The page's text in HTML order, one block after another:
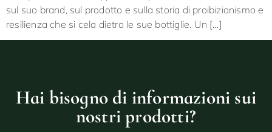
sul suo brand, sul prodotto e sulla storia di proibizionismo e
resilienza che si cela dietro le sue bottiglie. Un […]
Hai bisogno di informazioni sui
nostri prodotti?